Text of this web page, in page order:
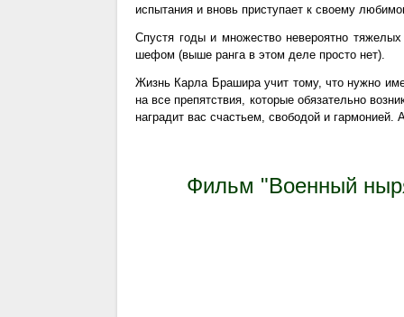
испытания и вновь приступает к своему
Спустя годы и множество невероятно
шефом (выше ранга в этом деле просто нет).
Жизнь Карла Брашира учит тому, что нужно
на все препятствия, которые обязательно
наградит вас счастьем, свободой и
Фильм "Военный